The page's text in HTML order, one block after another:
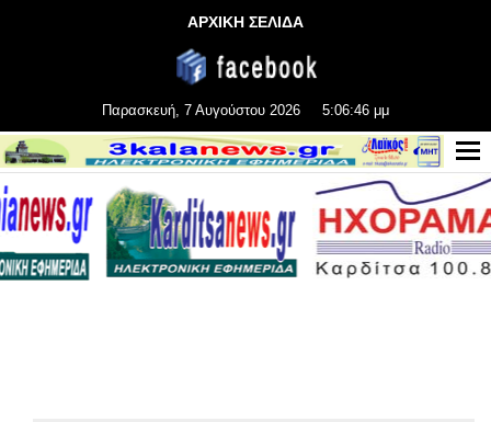
ΑΡΧΙΚΗ ΣΕΛΙΔΑ
Παρασκευή, 7 Αυγούστου 2026 5:06:46 μμ